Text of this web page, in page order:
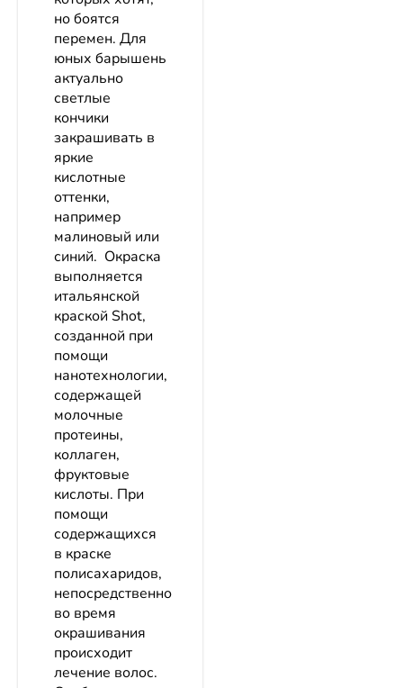
но боятся
перемен. Для
юных барышень
актуально
светлые
кончики
закрашивать в
яркие
кислотные
оттенки,
например
малиновый или
синий. Окраска
выполняется
итальянской
краской Shot,
созданной при
помощи
нанотехнологии,
содержащей
молочные
протеины,
коллаген,
фруктовые
кислоты. При
помощи
содержащихся
в краске
полисахаридов,
непосредственно
во время
окрашивания
происходит
лечение волос.